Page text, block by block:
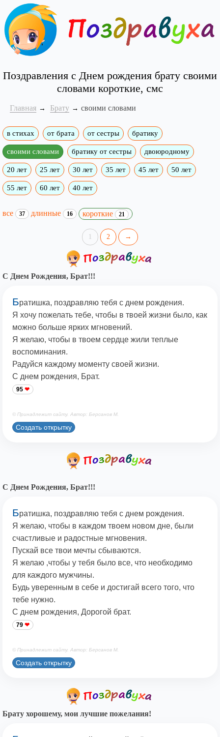
Поздравления с Днем рождения брату своими
словами короткие, смс
Главная Брату своими словами
в стихах от брата от сестры братику
своими словами братику от сестры двоюродному
20 лет 25 лет 30 лет 35 лет 45 лет 50 лет
55 лет 60 лет 40 лет
все 37 длинные 16 короткие 21
1 2 →
С Днем Рождения, Брат!!!
Братишка, поздравляю тебя с днем рождения.
Я хочу пожелать тебе, чтобы в твоей жизни было, как
можно больше ярких мгновений.
Я желаю, чтобы в твоем сердце жили теплые
воспоминания.
Радуйся каждому моменту своей жизни.
С днем рождения, Брат.
95
© Принадлежит сайту. Автор: Берсанов М.
Создать открытку
С Днем Рождения, Брат!!!
Братишка, поздравляю тебя с днем рождения.
Я желаю, чтобы в каждом твоем новом дне, были
счастливые и радостные мгновения.
Пускай все твои мечты сбываются.
Я желаю ,чтобы у тебя было все, что необходимо
для каждого мужчины.
Будь уверенным в себе и достигай всего того, что
тебе нужно.
С днем рождения, Дорогой брат.
79
© Принадлежит сайту. Автор: Берсанов М.
Создать открытку
Брату хорошему, мои лучшие пожелания!